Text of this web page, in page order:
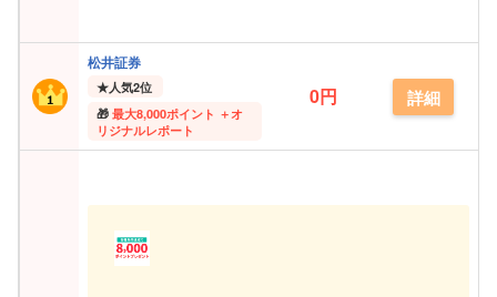
松井証券
★人気2位
最大8,000ポイント ＋オ
リジナルレポート
0円 詳細